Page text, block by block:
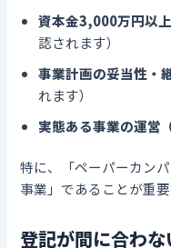
資本金3,000万円以
認されます）
事業計画の妥当性・
れます）
実態ある事業の運営
特に、「ペーパーカン
事業」であることが重要
登記が間に合わ